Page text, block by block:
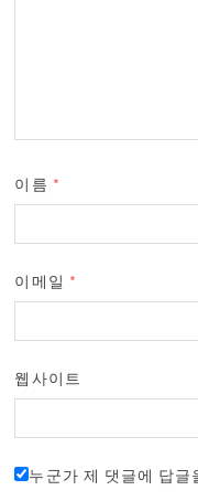
이름 *
이메일 *
웹사이트
누군가 제 댓글에 답